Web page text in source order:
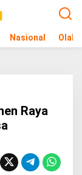
Nasional
Raya